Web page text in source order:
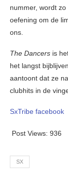
nummer, wordt
oefening om de
ons.
The Dancers is
het langst
aantoont dat ze
clubhits in de
SxTribe facebook
Post Views: 936
SX